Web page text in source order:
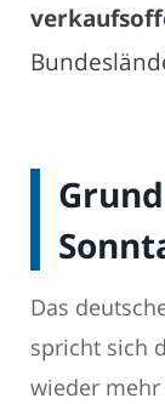
Das
spricht sich
wieder mehr